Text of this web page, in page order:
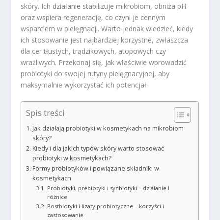
skóry. Ich działanie stabilizuje mikrobiom, obniża pH
oraz wspiera regenerację, co czyni je cennym
wsparciem w pielęgnacji. Warto jednak wiedzieć, kiedy
ich stosowanie jest najbardziej korzystne, zwłaszcza
dla cer tłustych, trądzikowych, atopowych czy
wrażliwych. Przekonaj się, jak właściwie wprowadzić
probiotyki do swojej rutyny pielęgnacyjnej, aby
maksymalnie wykorzystać ich potencjał.
Spis treści
Jak działają probiotyki w kosmetykach na mikrobiom
skóry?
Kiedy i dla jakich typów skóry warto stosować
probiotyki w kosmetykach?
Formy probiotyków i powiązane składniki w
kosmetykach
Probiotyki, prebiotyki i synbiotyki – działanie i
różnice
Postbiotyki i lizaty probiotyczne – korzyści i
zastosowanie